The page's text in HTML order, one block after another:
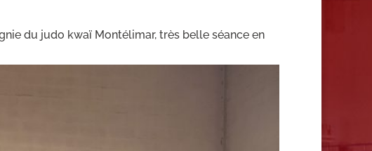
du judo kwaï Montélimar, très belle séance en